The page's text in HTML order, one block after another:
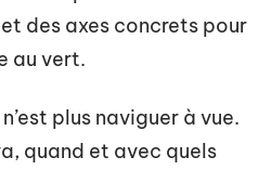
et des axes concrets pour
au vert.
plus naviguer à vue.
quand et avec quels